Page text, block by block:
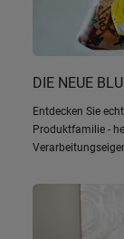
DIE NEUE
Entdecken Sie
Produktfamilie -